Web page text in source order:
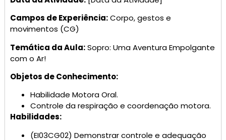
Campos de Experiência:Corpo, gestos e
movimentos (CG)
Temática da Aula:Sopro: Uma Aventura Empolgante
com o Ar!
Objetos de Conhecimento:
Habilidade Motora Oral.
Controle da respiração e coordenação motora.
Habilidades:
(EI03CG02) Demonstrar controle e adequação